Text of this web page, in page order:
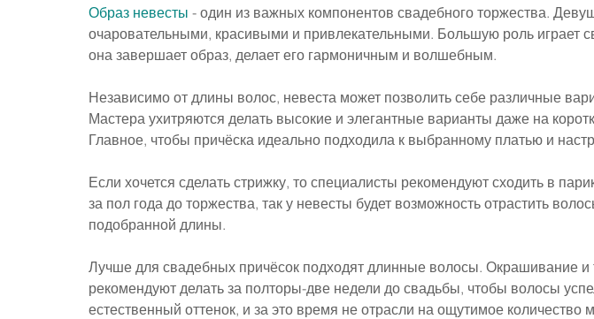
Образ невесты - один из важных компонентов свадебного торжества.
очаровательными, красивыми и привлекательными. Большую роль играет
она завершает образ, делает его гармоничным и волшебным.
Независимо от длины волос, невеста может позволить себе различные
Мастера ухитряются делать высокие и элегантные варианты даже на
Главное, чтобы причёска идеально подходила к выбранному платью и
Если хочется сделать стрижку, то специалисты рекомендуют сходить в
за пол года до торжества, так у невесты будет возможность отрастить
подобранной длины.
Лучше для свадебных причёсок подходят длинные волосы. Окрашивание и
рекомендуют делать за полторы-две недели до свадьбы, чтобы волосы
естественный оттенок, и за это время не отрасли на ощутимое количество